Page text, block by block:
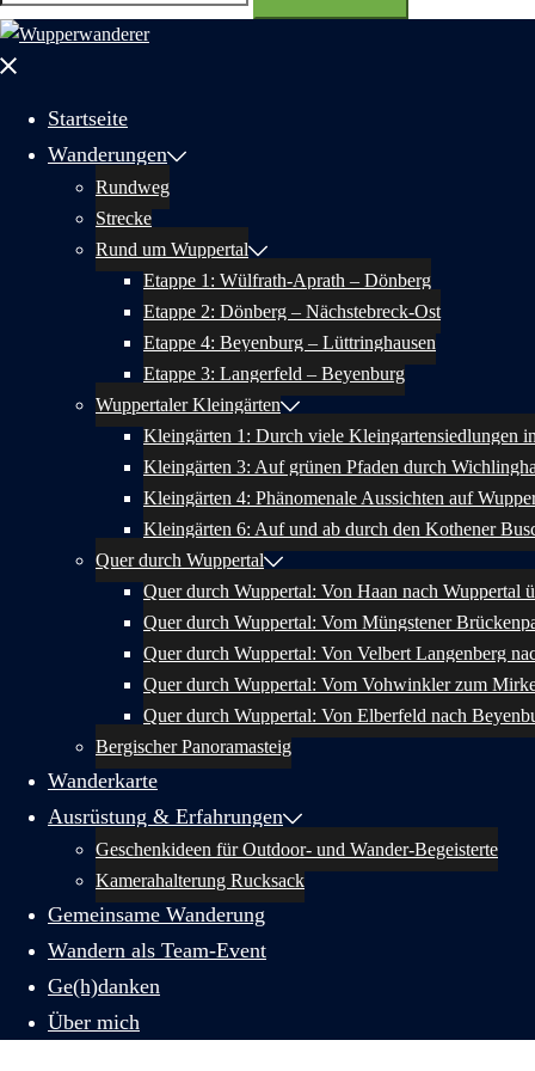
nach:
Menü
Startseite
Wanderungen
Rundweg
Strecke
Rund um Wuppertal
Etappe 1: Wülfrath-Aprath – Dönberg
Etappe 2: Dönberg – Nächstebreck-Ost
Etappe 4: Beyenburg – Lüttringhausen
Etappe 3: Langerfeld – Beyenburg
Wuppertaler Kleingärten
Kleingärten 1: Durch viele Kleingartensiedlungen
Kleingärten 3: Auf grünen Pfaden durch
Kleingärten 4: Phänomenale Aussichten auf
Kleingärten 6: Auf und ab durch den Kothener
Quer durch Wuppertal
Quer durch Wuppertal: Von Haan nach Wuppertal
Quer durch Wuppertal: Vom Müngstener
Quer durch Wuppertal: Von Velbert Langenberg
Quer durch Wuppertal: Vom Vohwinkler zum
Quer durch Wuppertal: Von Elberfeld nach
Bergischer Panoramasteig
Wanderkarte
Ausrüstung & Erfahrungen
Geschenkideen für Outdoor- und Wander-Begeisterte
Kamerahalterung Rucksack
Gemeinsame Wanderung
Wandern als Team-Event
Ge(h)danken
Über mich